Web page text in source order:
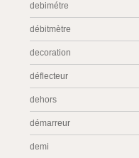
debimétre
débitmètre
decoration
déflecteur
dehors
démarreur
demi